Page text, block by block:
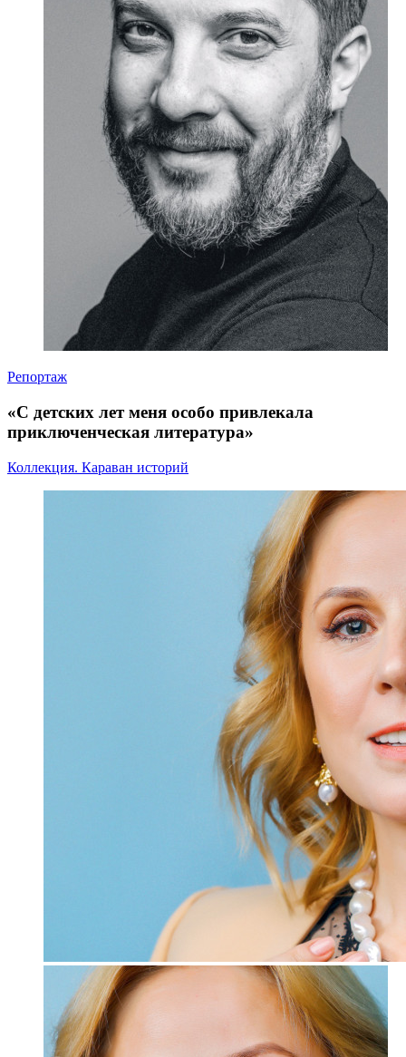
Репортаж
«С детских лет меня особо привлекала
приключенческая литература»
Коллекция. Караван историй